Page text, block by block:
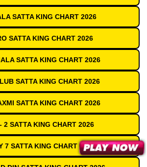
SATTA KING CHART 2026
SATTA KING CHART 2026
SATTA KING CHART 2026
SATTA KING CHART 2026
SATTA KING CHART 2026
2 SATTA KING CHART 2026
7 SATTA KING CHART 2026